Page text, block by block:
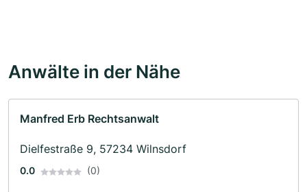
Anwälte in der Nähe
Manfred Erb Rechtsanwalt
Dielfestraße 9, 57234 Wilnsdorf
0.0 (0)